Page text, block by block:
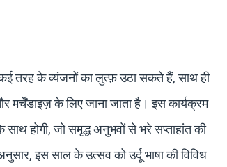
तरह के व्यंजनों का लुत्फ़ उठा सकते हैं, साथ ही
के लिए जाना जाता है। इस कार्यक्रम
होगी, जो समृद्ध अनुभवों से भरे सप्ताहांत की
इस साल के उत्सव को उर्दू भाषा की विविध